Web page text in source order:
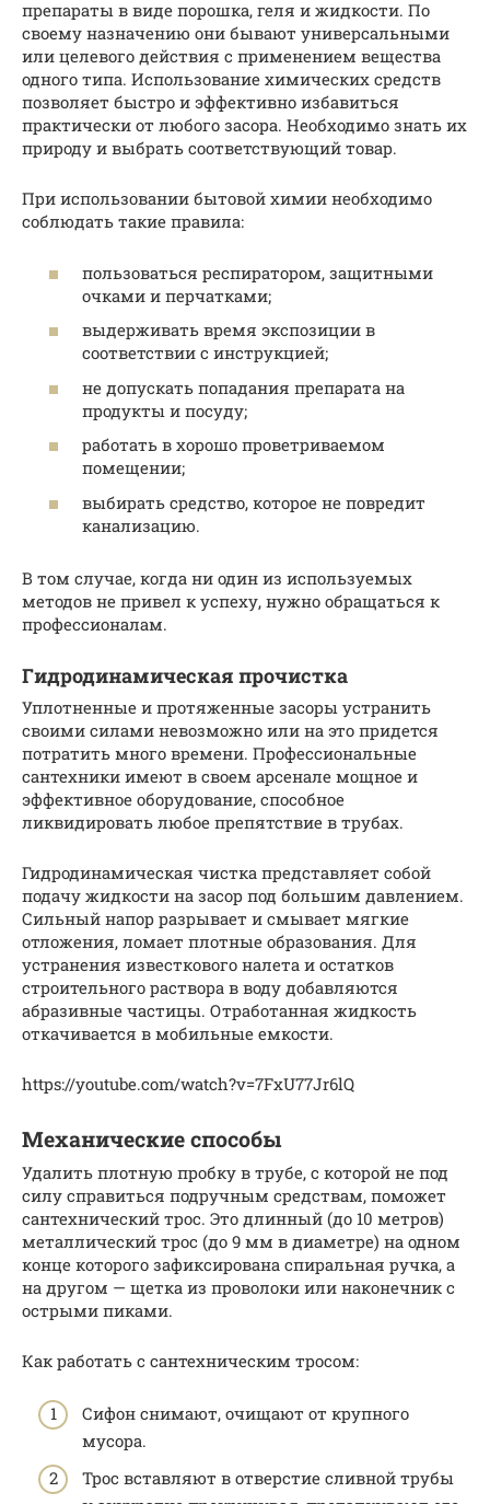
препараты в виде порошка, геля и жидкости. По
своему назначению они бывают универсальными
или целевого действия с применением вещества
одного типа. Использование химических средств
позволяет быстро и эффективно избавиться
практически от любого засора. Необходимо знать их
природу и выбрать соответствующий товар.
При использовании бытовой химии необходимо
соблюдать такие правила:
пользоваться респиратором, защитными
очками и перчатками;
выдерживать время экспозиции в
соответствии с инструкцией;
не допускать попадания препарата на
продукты и посуду;
работать в хорошо проветриваемом
помещении;
выбирать средство, которое не повредит
канализацию.
В том случае, когда ни один из используемых
методов не привел к успеху, нужно обращаться к
профессионалам.
Гидродинамическая прочистка
Уплотненные и протяженные засоры устранить
своими силами невозможно или на это придется
потратить много времени. Профессиональные
сантехники имеют в своем арсенале мощное и
эффективное оборудование, способное
ликвидировать любое препятствие в трубах.
Гидродинамическая чистка представляет собой
подачу жидкости на засор под большим давлением.
Сильный напор разрывает и смывает мягкие
отложения, ломает плотные образования. Для
устранения известкового налета и остатков
строительного раствора в воду добавляются
абразивные частицы. Отработанная жидкость
откачивается в мобильные емкости.
https://youtube.com/watch?v=7FxU77Jr6lQ
Механические способы
Удалить плотную пробку в трубе, с которой не под
силу справиться подручным средствам, поможет
сантехнический трос. Это длинный (до 10 метров)
металлический трос (до 9 мм в диаметре) на одном
конце которого зафиксирована спиральная ручка, а
на другом — щетка из проволоки или наконечник с
острыми пиками.
Как работать с сантехническим тросом:
Сифон снимают, очищают от крупного
мусора.
Трос вставляют в отверстие сливной трубы